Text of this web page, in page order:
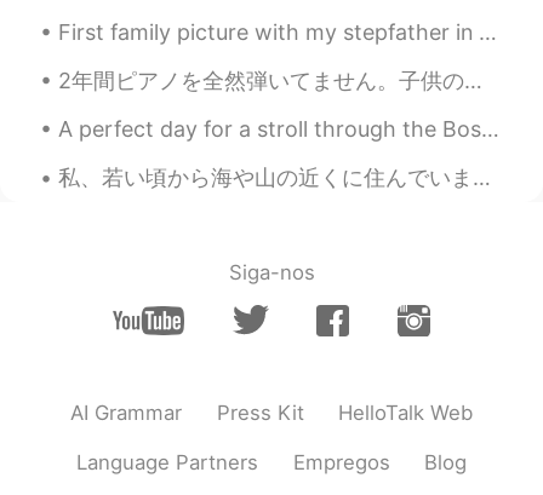
EN JP
もやりたいですか？😁
ernest 2020.08.29 02:17
EN JP
ってる。最初に友達教えてくれたけど。
ernest 2020.08.29 02:12
@カリン caffè latte 中毒
そうね！😜砂糖
入れすぎるダメ👎それはプロじゃないね。
😜 訂正ありがとう❗️😊
First family picture with my stepfather in almost 5 years. I don't know when I'll come back to th...
2年間ピアノを全然弾いてません。子供の時、私の好きなおもちゃはピアノおもちゃでした。色々な歌を聞いておの歌をピアノで弾けました。だから、ピアノのレッスンを受けました。しかし、音符を読めませんでし...
A perfect day for a stroll through the Boston Public Garden. It’s beauty and romance is so relaxi...
私、若い頃から海や山の近くに住んでいました。この頃、体やメンタルヘルスの大事さに以前より気づき、この自然の近くに住むことを大切にしています。一人暮らしをするのはたまに寂しいところがあるけど、自然...
Siga-nos
AI Grammar Press Kit HelloTalk Web
Language Partners Empregos Blog